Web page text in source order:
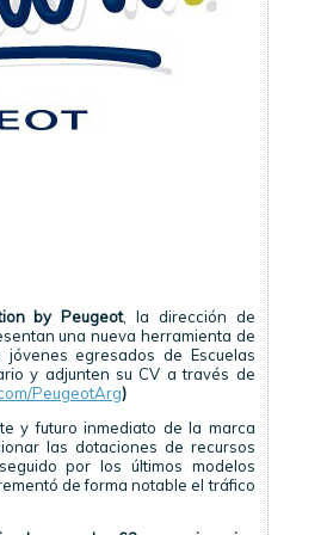
by Peugeot, la dirección de
una nueva herramienta de
egresados de Escuelas
y adjunten su CV a través de
PeugeotArg)
y futuro inmediato de la marca
las dotaciones de recursos
por los últimos modelos
de forma notable el tráfico